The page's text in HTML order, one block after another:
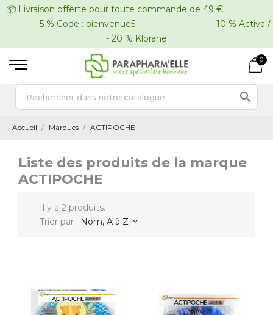
📦 Livraison offerte pour toute commande de 49 €
- 5 % Code : bienvenue5 - 10 % Activa /
- 20 % Klorane
0

Accueil Marques ACTIPOCHE
Liste des produits de la marque
ACTIPOCHE
Il y a 2 produits.
Trier par : Nom, A à Z keyboard_arrow_down